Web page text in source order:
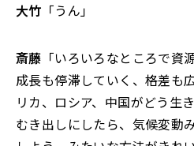
大竹 「うん」
斎藤 「いろいろなところで資
成長も停滞していく、格差も
リカ、ロシア、中国がどう生
むき出しにしたら、気候変動